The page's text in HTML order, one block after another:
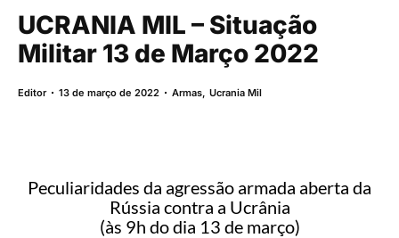
UCRANIA MIL – Situação
Militar 13 de Março 2022
Editor 13 de março de 2022 Armas,Ucrania Mil
Peculiaridades da agressão armada aberta da
Rússia contra a Ucrânia
(às 9h do dia 13 de março)